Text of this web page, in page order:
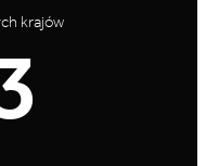
krajów